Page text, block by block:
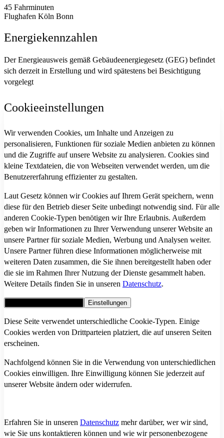
45 Fahrminuten
Flughafen Köln Bonn
Energiekennzahlen
Der Energieausweis gemäß Gebäudeenergiegesetz (GEG) befindet
sich derzeit in Erstellung und wird spätestens bei Besichtigung
vorgelegt
Cookieeinstellungen
Wir verwenden Cookies, um Inhalte und Anzeigen zu
personalisieren, Funktionen für soziale Medien anbieten zu können
und die Zugriffe auf unsere Website zu analysieren. Cookies sind
kleine Textdateien, die von Webseiten verwendet werden, um die
Benutzererfahrung effizienter zu gestalten.
Laut Gesetz können wir Cookies auf Ihrem Gerät speichern, wenn
diese für den Betrieb dieser Seite unbedingt notwendig sind. Für alle
anderen Cookie-Typen benötigen wir Ihre Erlaubnis. Außerdem
geben wir Informationen zu Ihrer Verwendung unserer Website an
unsere Partner für soziale Medien, Werbung und Analysen weiter.
Unsere Partner führen diese Informationen möglicherweise mit
weiteren Daten zusammen, die Sie ihnen bereitgestellt haben oder
die sie im Rahmen Ihrer Nutzung der Dienste gesammelt haben.
Weitere Details finden Sie in unseren Datenschutz.
Einstellungen
Diese Seite verwendet unterschiedliche Cookie-Typen. Einige
Cookies werden von Drittparteien platziert, die auf unseren Seiten
erscheinen.
Nachfolgend können Sie in die Verwendung von unterschiedlichen
Cookies einwilligen. Ihre Einwilligung können Sie jederzeit auf
unserer Website ändern oder widerrufen.
Erfahren Sie in unseren Datenschutz mehr darüber, wer wir sind,
wie Sie uns kontaktieren können und wie wir personenbezogene